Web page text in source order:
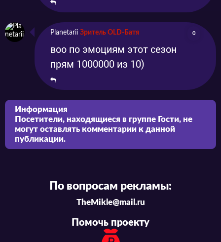
Planetarii Зритель OLD-Батя 0
воо по эмоциям этот сезон
прям 1000000 из 10)
Информация
Посетители, находящиеся в группе Гости, не
могут оставлять комментарии к данной
публикации.
По вопросам рекламы:
TheMikle@mail.ru
Помочь проекту